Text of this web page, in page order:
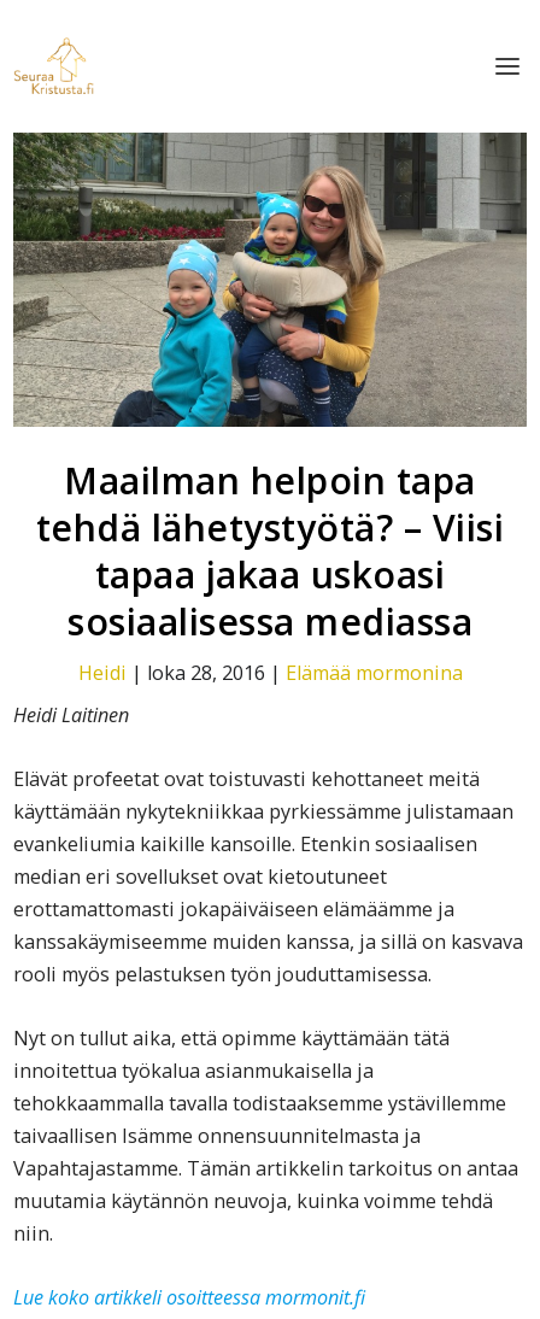
Maailman helpoin tapa
tehdä lähetystyötä? – Viisi
tapaa jakaa uskoasi
sosiaalisessa mediassa
Heidi | loka 28, 2016 | Elämää mormonina
Heidi Laitinen
Elävät profeetat ovat toistuvasti kehottaneet meitä
käyttämään nykytekniikkaa pyrkiessämme julistamaan
evankeliumia kaikille kansoille. Etenkin sosiaalisen
median eri sovellukset ovat kietoutuneet
erottamattomasti jokapäiväiseen elämäämme ja
kanssakäymiseemme muiden kanssa, ja sillä on kasvava
rooli myös pelastuksen työn jouduttamisessa.
Nyt on tullut aika, että opimme käyttämään tätä
innoitettua työkalua asianmukaisella ja
tehokkaammalla tavalla todistaaksemme ystävillemme
taivaallisen Isämme onnensuunnitelmasta ja
Vapahtajastamme. Tämän artikkelin tarkoitus on antaa
muutamia käytännön neuvoja, kuinka voimme tehdä
niin.
Lue koko artikkeli osoitteessa mormonit.fi